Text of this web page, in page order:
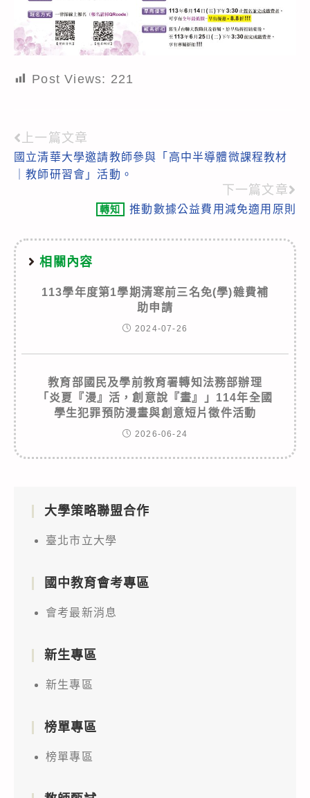
Post Views: 221
Read
more
上一篇文章
國立清華大學邀請教師參與「高中半導體微課程教材
｜教師研習會」活動。
下一篇文章
轉知 推動數據公益費用減免適用原則
相關內容
113學年度第1學期清寒前三名免(學)雜費補
助申請
2024-07-26
教育部國民及學前教育署轉知法務部辦理
「炎夏『漫』活，創意說『畫』」114年全國
學生犯罪預防漫畫與創意短片徵件活動
2026-06-24
大學策略聯盟合作
臺北市立大學
國中教育會考專區
會考最新消息
新生專區
新生專區
榜單專區
榜單專區